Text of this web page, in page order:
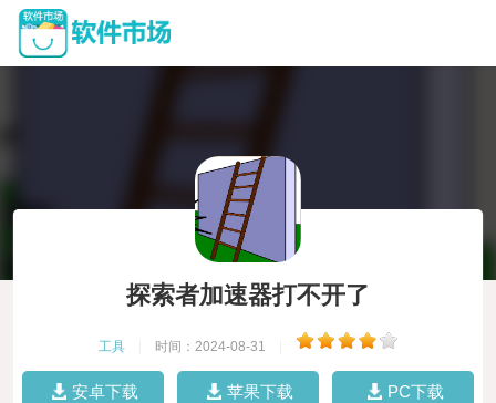
探索者加速器打不开了
工具 时间：2024-08-31
安卓下载 苹果下载 PC下载